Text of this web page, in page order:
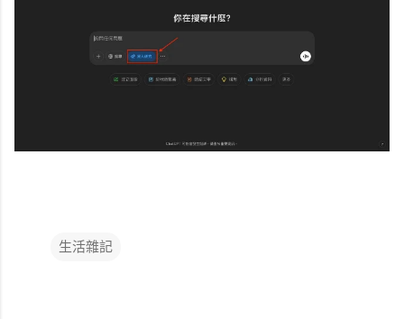
生活雜記